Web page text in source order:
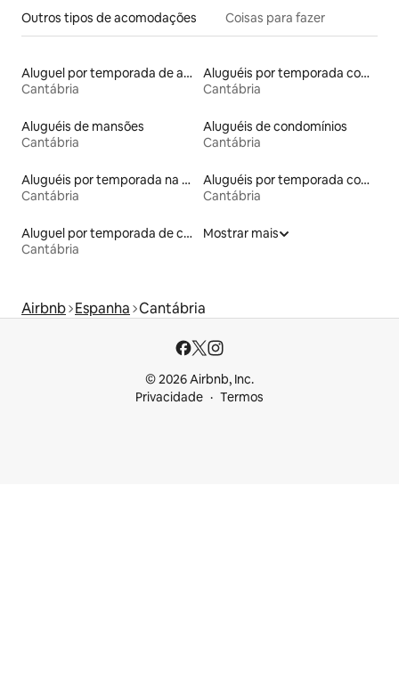
Outros tipos de acomodações Coisas para fazer
Aluguel por temporada de apart-hotéis
Cantábria
Aluguéis por temporada com caiaque
Cantábria
Aluguéis de mansões
Cantábria
Aluguéis de condomínios
Cantábria
Aluguéis por temporada na orla
Cantábria
Aluguéis por temporada com banheira de hidromassagem
Cantábria
Aluguel por temporada de casas de veraneio
Cantábria
Mostrar mais
Airbnb Espanha Cantábria
© 2026 Airbnb, Inc.
Privacidade
Termos